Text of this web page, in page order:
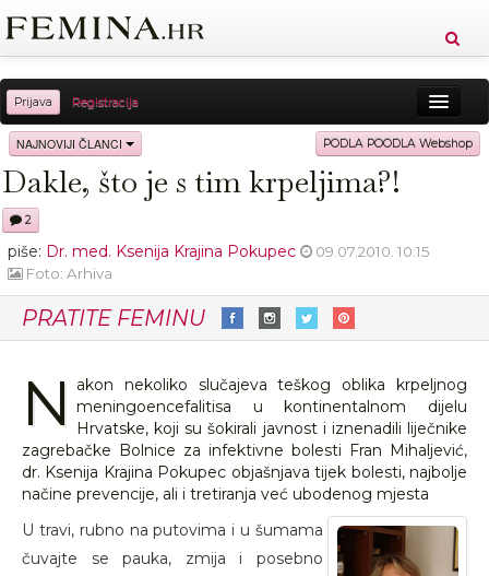
Prijava Registracija
Sreća Zdravlje Vitkost
Moda Ljubav Relax Putovanja Recepti
NAJNOVIJI ČLANCI PODLA POODLA Webshop
Dakle, što je s tim krpeljima?!
2
piše: Dr. med. Ksenija Krajina Pokupec
09.07.2010. 10:15
Foto: Arhiva
PRATITE FEMINU
N akon nekoliko slučajeva teškog oblika krpeljnog
meningoencefalitisa u kontinentalnom dijelu
Hrvatske, koji su šokirali javnost i iznenadili liječnike
zagrebačke Bolnice za infektivne bolesti Fran Mihaljević,
dr. Ksenija Krajina Pokupec objašnjava tijek bolesti, najbolje
načine prevencije, ali i tretiranja već ubodenog mjesta
U travi, rubno na putovima i u šumama
čuvajte se pauka, zmija i posebno